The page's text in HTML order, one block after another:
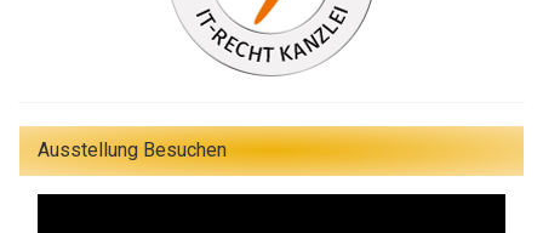
Ausstellung Besuchen